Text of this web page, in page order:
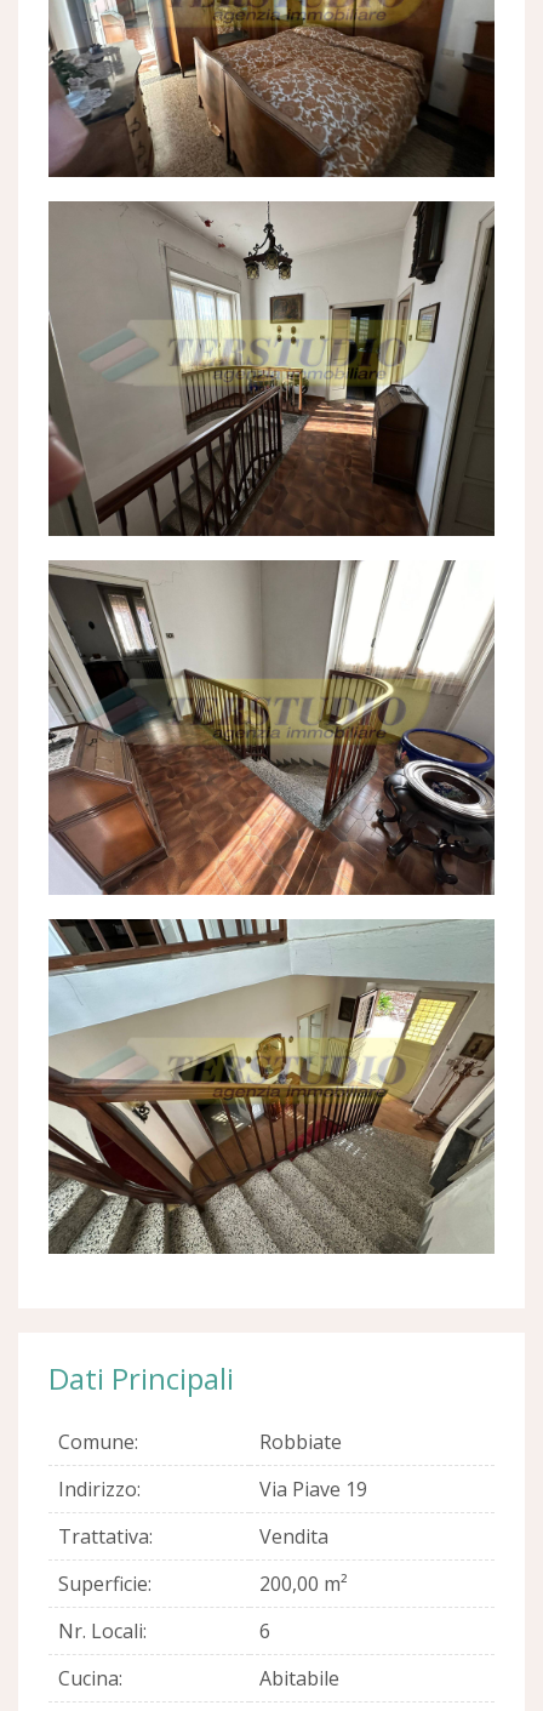
Dati Principali
Comune:
Robbiate
Indirizzo:
Via Piave 19
Trattativa:
Vendita
Superficie:
200,00 m²
Nr. Locali:
6
Cucina:
Abitabile